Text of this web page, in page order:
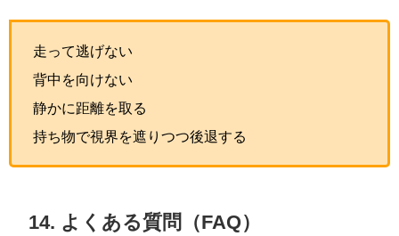
走って逃げない
背中を向けない
静かに距離を取る
持ち物で視界を遮りつつ後退する
14. よくある質問（FAQ）